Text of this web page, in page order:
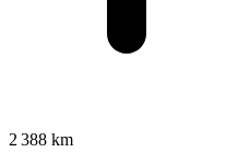
2 388 km